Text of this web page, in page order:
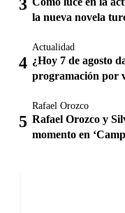
la nueva novela
Actualidad
¿Hoy 7 de agosto
programación por
Rafael Orozco
Rafael Orozco y
momento en